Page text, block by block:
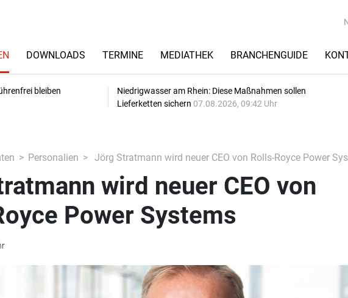
DOWNLOADS TERMINE MEDIATHEK BRANCHENGUIDE
bleiben
Niedrigwasser am Rhein: Diese Maßnahmen sollen
Lieferketten sichern 07.08.2026, 09:42 Uhr
Personalien Jörg Stratmann wird neuer CEO von Rolls-Royce Power
wird neuer CEO von
Power Systems